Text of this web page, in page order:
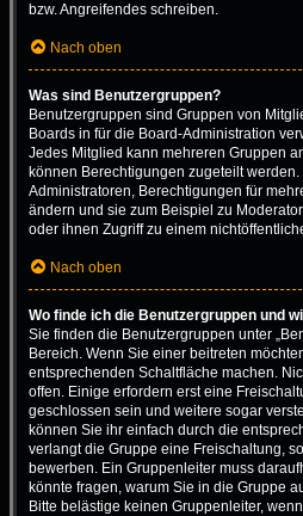
bzw. Angreifendes schreiben.
Nach oben
Was sind Benutzergruppen?
Benutzergruppen sind Gruppen von
Boards in für die Board-Administration
Jedes Mitglied kann mehreren Gruppen
können Berechtigungen zugeteilt
Administratoren, Berechtigungen für
ändern und sie zum Beispiel zu
oder ihnen Zugriff zu einem
Nach oben
Wo finde ich die Benutzergruppen und
Sie finden die Benutzergruppen unter
Bereich. Wenn Sie einer beitreten
entsprechenden Schaltfläche machen.
offen. Einige erfordern erst eine
geschlossen sein und weitere sogar
können Sie ihr einfach durch die
verlangt die Gruppe eine Freischaltung,
bewerben. Ein Gruppenleiter muss
könnte fragen, warum Sie in die Gruppe
Bitte belästige keinen Gruppenleiter,